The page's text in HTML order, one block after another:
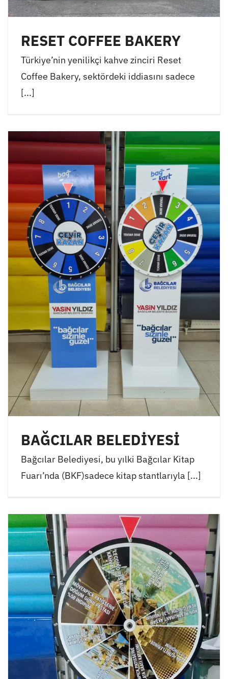
RESET COFFEE BAKERY
Türkiye’nin yenilikçi kahve zinciri Reset
Coffee Bakery, sektördeki iddiasını sadece
[...]
BAĞCILAR BELEDİYESİ
Bağcılar Belediyesi, bu yılki Bağcılar Kitap
Fuarı’nda (BKF)sadece kitap stantlarıyla [...]